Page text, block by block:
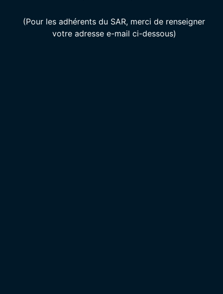
(Pour les adhérents du SAR, merci de renseigner
votre adresse e-mail ci-dessous)